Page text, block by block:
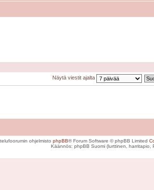
Näytä viestit ajalta
ohjelmisto phpBB® Forum Software © phpBB Limited
Käännös: phpBB Suomi (lurttinen, harritapio,